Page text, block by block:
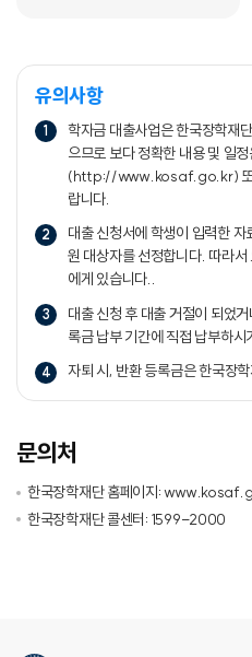
유의사항
학자금 대출사업은 한국장학재
으므로 보다 정확한 내용 및 일
(http://www.kosaf.go.kr) 또
랍니다.
대출 신청서에 학생이 입력한
원 대상자를 선정합니다. 따라
에게 있습니다..
대출 신청 후 대출 거절이 되었
록금 납부 기간에 직접 납부하시
자퇴 시, 반환 등록금은 한국장
문의처
한국장학재단 홈페이지:
한국장학재단 콜센터: 1599-2000